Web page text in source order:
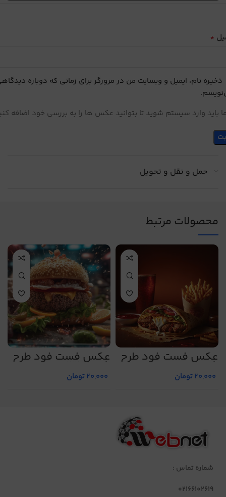
*
ذخیره نام، ایمیل و وبسایت من در مرورگر برای زمانی که دوباره
باید وارد سیستم شوید تا بتوانید عکس ها را به بررسی خود اضافه
حمل و نقل و تحویل
محصولات مرتبط
عکس فست فود طرح
شماره 17
20,000تومان
عکس فست فود طرح
شماره 23
20,000تومان
شماره تماس :
02166102619